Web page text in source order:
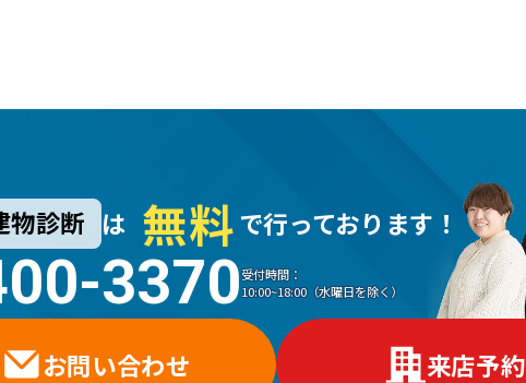
物診断 は 無料で行っております！
3370受付時間：
10:00~18:00（水曜日を除く）
お問い合わせ 来店予約